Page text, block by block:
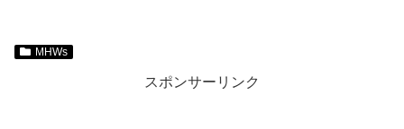
MHWs
スポンサーリンク